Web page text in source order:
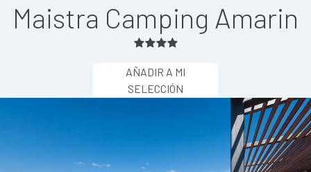
Maistra Camping Amarin
AÑADIR A MI
SELECCIÓN